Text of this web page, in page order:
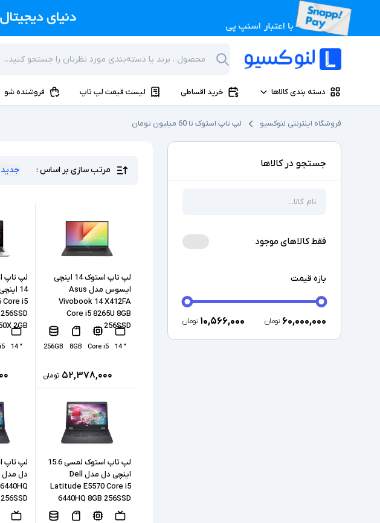
دسته بندی کالاها خرید اقساطی لیست قیمت لپ تاپ فروشنده شو
فروشگاه اینترنتی لنوکسیو لپ تاپ استوک تا 60 میلیون تومان
جستجو در کالاها
فقط کالاهای موجود
بازه قیمت
۶۰,۰۰۰,۰۰۰ تومان ۱۰,۵۶۶,۰۰۰ تومان
مرتب سازی بر اساس :
لپ تاپ استوک 14 اینچی
ایسوس مدل Asus
Vivobook 14 X412FA
Core i5 8265U 8GB
256SSD
" 14
Core i5
8GB
256GB
۵۲,۳۷۸,۰۰۰ تومان
لپ تاپ
Core i5
2GB
" 14
لپ تاپ استوک لمسی 15.6
اینچی دل مدل Dell
Latitude E5570 Core i5
6440HQ 8GB 256SSD